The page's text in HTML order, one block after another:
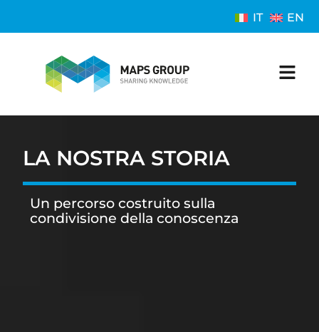
IT EN
LA NOSTRA STORIA
Un percorso costruito sulla
condivisione della conoscenza